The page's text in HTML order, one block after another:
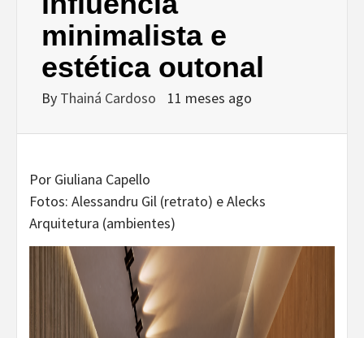
minimalista e
estética outonal
By Thainá Cardoso 11 meses ago
Por Giuliana Capello
Fotos: Alessandru Gil (retrato) e Alecks
Arquitetura (ambientes)